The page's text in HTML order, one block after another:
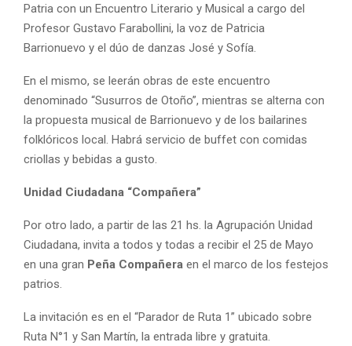
Patria con un Encuentro Literario y Musical a cargo del
Profesor Gustavo Farabollini, la voz de Patricia
Barrionuevo y el dúo de danzas José y Sofía.
En el mismo, se leerán obras de este encuentro
denominado “Susurros de Otoño”, mientras se alterna con
la propuesta musical de Barrionuevo y de los bailarines
folklóricos local. Habrá servicio de buffet con comidas
criollas y bebidas a gusto.
Unidad Ciudadana “Compañera”
Por otro lado, a partir de las 21 hs. la Agrupación Unidad
Ciudadana, invita a todos y todas a recibir el 25 de Mayo
en una gran Peña Compañera en el marco de los festejos
patrios.
La invitación es en el “Parador de Ruta 1” ubicado sobre
Ruta N°1 y San Martín, la entrada libre y gratuita.